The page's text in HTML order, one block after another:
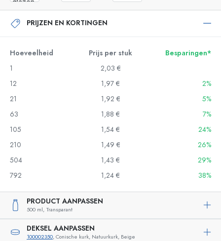
PRIJZEN EN KORTINGEN
Hoeveelheid Prijs per stuk
Besparingen*
1
2,03 €
12
1,97 €
2%
21
1,92 €
5%
63
1,88 €
7%
105
1,54 €
24%
210
1,49 €
26%
504
1,43 €
29%
792
1,24 € 38%
PRODUCT AANPASSEN
500 ml, Transparant
DEKSEL AANPASSEN
100002350, Conische kurk, Natuurkurk, Beige